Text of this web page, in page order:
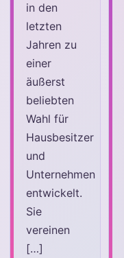
in den
letzten
Jahren zu
einer
äußerst
beliebten
Wahl für
Hausbesitzer
und
Unternehmen
entwickelt.
Sie
vereinen
[…]